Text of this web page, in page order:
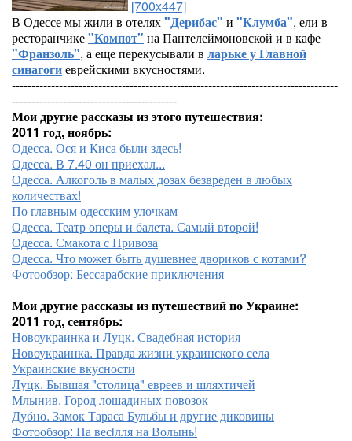
[700x447]
В Одессе мы жили в отелях"Дерибас" и "Клумба", ели в
ресторанчике"Компот" на Пантелеймоновской и в кафе
"Франзоль", а еще перекусывали в ларьке у Главной
синагогиеврейскими вкусностями.
-----------------------------------------------------------------------------------
------------------------------------------
Мои другие рассказы из этого путешествия:
2011 год, ноябрь:
Одесса. Ося и Киса были здесь!
Одесса. В 7.40 он приехал...
Одесса. Алкоголь в малых дозах безвреден в любых
количествах!
По главным одесским улочкам
Одесса. Театр оперы и балета. Самый второй!
Одесса. Смакота с Привоза
Одесса. Что может быть душевнее двориков с котами?
Фотообзор: Бессарабские приключения
Мои другие рассказы из путешествий по Украине:
2011 год, сентябрь:
Новоукраинка и Луцк. Свадебная история
Новоукраинка. Правда жизни украинского села
Украинские вкусности
Луцк. Бывшая "столица" евреев и шляхтичей
Млынив. Город лошадиных повозок
Дубно. Замок Тараса Бульбы и другие диковины
Фотообзор: На весiлля на Волынь!